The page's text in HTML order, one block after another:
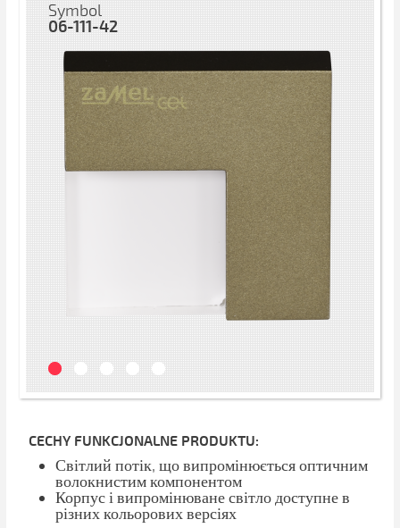
Symbol
06-111-42
CECHY FUNKCJONALNE PRODUKTU:
Світлий потік, що випромінюється оптичним
волокнистим компонентом
Корпус і випромінюване світло доступне в
різних кольорових версіях